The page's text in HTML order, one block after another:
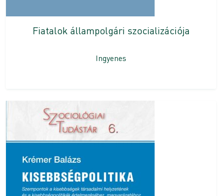
Fiatalok állampolgári szocializációja
Ingyenes